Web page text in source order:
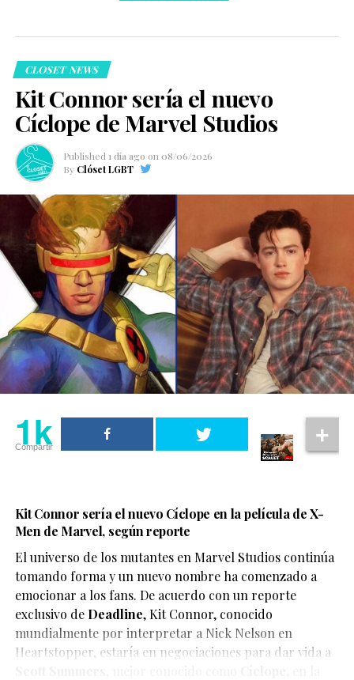
CLOSET NEWS
Kit Connor sería el nuevo
Cíclope de Marvel Studios
Published 1 día ago on 08/06/2026
By Clóset LGBT
1k
Compartir
Kit Connor sería el nuevo Cíclope en la película de X-
Men de Marvel, según reporte
El universo de los mutantes en Marvel Studios continúa
tomando forma y un nuevo nombre ha comenzado a
emocionar a los fans. De acuerdo con un reporte
exclusivo de Deadline,Kit Connor, conocido
mundialmente por interpretar a Nick Nelson en
Heartstopper, estaría en negociaciones para dar vida a